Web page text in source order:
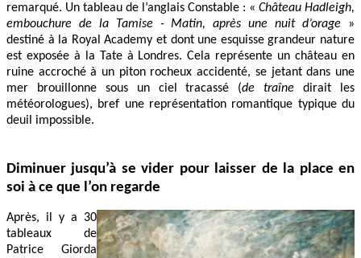
remarqué. Un tableau de l’anglais Constable : « Château Hadleigh,
embouchure de la Tamise - Matin, après une nuit d’orage »
destiné à la Royal Academy et dont une esquisse grandeur nature
est exposée à la Tate à Londres. Cela représente un château en
ruine accroché à un piton rocheux accidenté, se jetant dans une
mer brouillonne sous un ciel tracassé (de traîne dirait les
météorologues), bref une représentation romantique typique du
deuil impossible.
Diminuer jusqu’à se vider pour laisser de la place en
soi à ce que l’on regarde
Après, il y a 30
tableaux de
Patrice Giorda